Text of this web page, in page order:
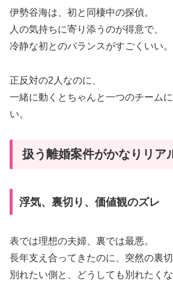
伊勢谷海は、初と同棲中の探偵。
人の気持ちに寄り添うのが得意で、
冷静な初とのバランスがすごくいい。
正反対の2人なのに、
一緒に動くとちゃんと一つのチーム
い。
扱う離婚案件がかなりリア
浮気、裏切り、価値観のズレ
表では理想の夫婦、裏では最悪。
長年支え合ってきたのに、突然の裏切
別れたい側と、どうしても別れたくな